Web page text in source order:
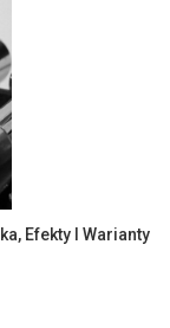
Efekty I Warianty